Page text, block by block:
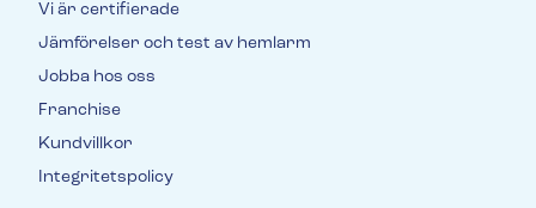
Vi är certifierade
Jämförelser och test av hemlarm
Jobba hos oss
Franchise
Kundvillkor
Integritetspolicy